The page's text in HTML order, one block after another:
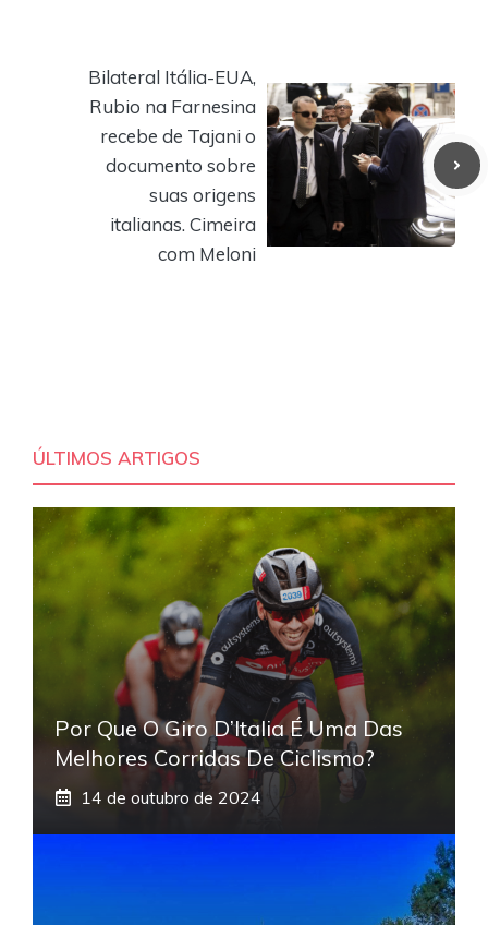
Bilateral Itália-EUA,
Rubio na Farnesina
recebe de Tajani o
documento sobre
suas origens
italianas. Cimeira
com Meloni
ÚLTIMOS ARTIGOS
Por Que O Giro D’Italia É Uma Das
Melhores Corridas De Ciclismo?
14 de outubro de 2024